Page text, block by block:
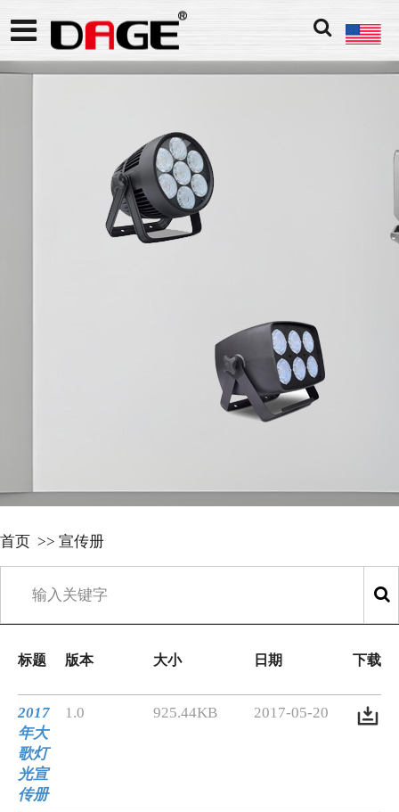
首页 >> 宣传册
标题 版本 大小 日期 下载
2017
年大
歌灯
光宣
传册
1.0 925.44KB 2017-05-20